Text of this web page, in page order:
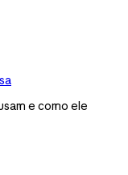
e como ele